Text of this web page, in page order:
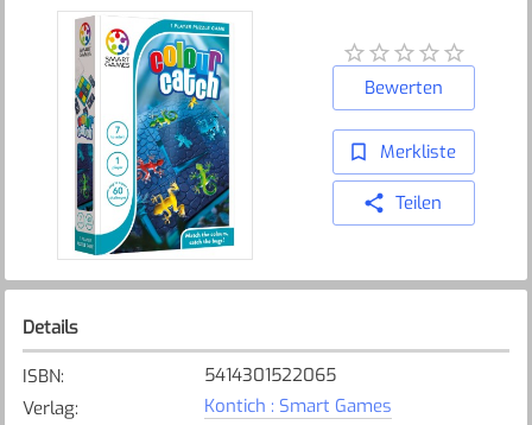
Bewerten
Merkliste
Teilen
Details
ISBN:
5414301522065
Verlag:
Kontich : Smart Games